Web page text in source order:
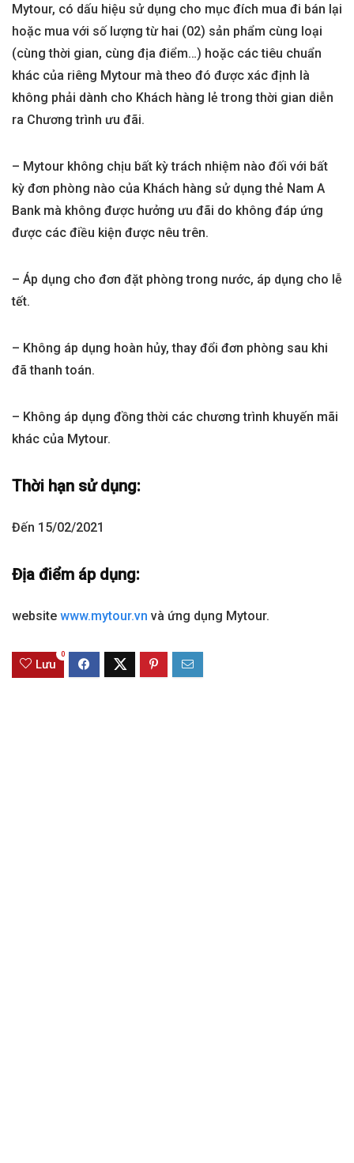
Mytour, có dấu hiệu sử dụng cho mục đích mua đi bán lại
hoặc mua với số lượng từ hai (02) sản phẩm cùng loại
(cùng thời gian, cùng địa điểm…) hoặc các tiêu chuẩn
khác của riêng Mytour mà theo đó được xác định là
không phải dành cho Khách hàng lẻ trong thời gian diễn
ra Chương trình ưu đãi.
– Mytour không chịu bất kỳ trách nhiệm nào đối với bất
kỳ đơn phòng nào của Khách hàng sử dụng thẻ Nam A
Bank mà không được hưởng ưu đãi do không đáp ứng
được các điều kiện được nêu trên.
– Áp dụng cho đơn đặt phòng trong nước, áp dụng cho lễ
tết.
– Không áp dụng hoàn hủy, thay đổi đơn phòng sau khi
đã thanh toán.
– Không áp dụng đồng thời các chương trình khuyến mãi
khác của Mytour.
Thời hạn sử dụng:
Đến 15/02/2021
Địa điểm áp dụng:
website www.mytour.vn và ứng dụng Mytour.
Lưu
0